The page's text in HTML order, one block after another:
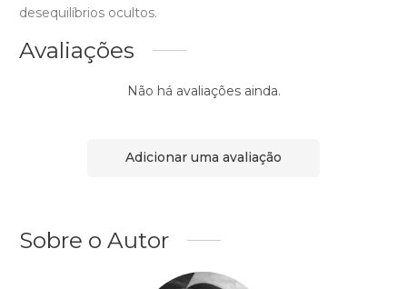
desequilíbrios ocultos.
Avaliações
Não há avaliações ainda.
Adicionar uma avaliação
Sobre o Autor